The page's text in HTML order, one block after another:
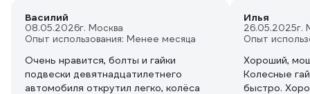
Василий
08.05.2026г. Москва
Опыт использования: Менее месяца
Очень нравится, болты и гайки
подвески девятнадцатилетнего
автомобиля открутил легко, колёса
Илья
26.05.2025г.
Опыт
Хороший,
Колесные
быстро.